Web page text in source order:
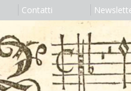
Contatti